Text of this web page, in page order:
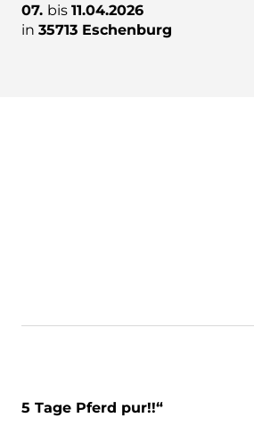
07. bis 11.04.2026
in 35713 Eschenburg
5 Tage Pferd pur!!“